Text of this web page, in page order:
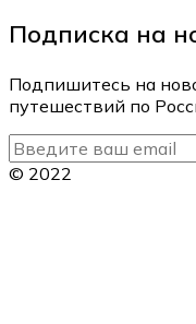
Подписка на
Подпишитесь на
путешествий по
© 2022